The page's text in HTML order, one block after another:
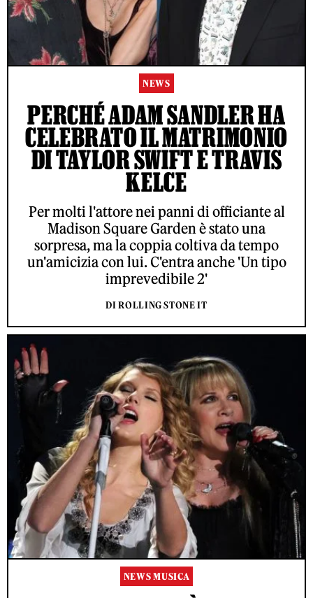
NEWS
PERCHÉ ADAM SANDLER HA
CELEBRATO IL MATRIMONIO
DI TAYLOR SWIFT E TRAVIS
KELCE
Per molti l'attore nei panni di officiante al
Madison Square Garden è stato una
sorpresa, ma la coppia coltiva da tempo
un'amicizia con lui. C'entra anche 'Un tipo
imprevedibile 2'
DI ROLLING STONE IT
NEWS MUSICA